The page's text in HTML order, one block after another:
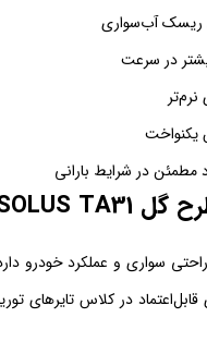
ریسک آب‌سواری
در سرعت
یکنواخت
مطمئن در شرایط بارانی